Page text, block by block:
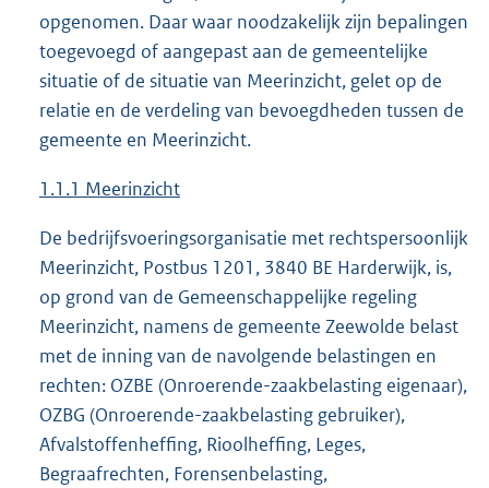
opgenomen. Daar waar noodzakelijk zijn bepalingen
toegevoegd of aangepast aan de gemeentelijke
situatie of de situatie van Meerinzicht, gelet op de
relatie en de verdeling van bevoegdheden tussen de
gemeente en Meerinzicht.
1.1.1 Meerinzicht
De bedrijfsvoeringsorganisatie met rechtspersoonlijk
Meerinzicht, Postbus 1201, 3840 BE Harderwijk, is,
op grond van de Gemeenschappelijke regeling
Meerinzicht, namens de gemeente Zeewolde belast
met de inning van de navolgende belastingen en
rechten: OZBE (Onroerende-zaakbelasting eigenaar),
OZBG (Onroerende-zaakbelasting gebruiker),
Afvalstoffenheffing, Rioolheffing, Leges,
Begraafrechten, Forensenbelasting,